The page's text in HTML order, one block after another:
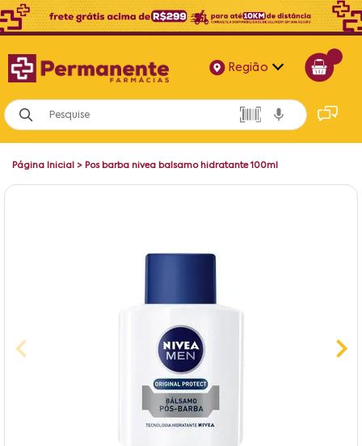
Região
Alagoas
Bahia
Página Inicial > Pos barba nivea balsamo hidratante 100ml